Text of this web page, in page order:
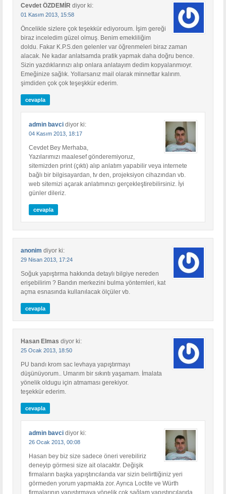
Cevdet ÖZDEMİR diyor ki:
01 Kasım 2013, 15:58
Öncelikle sizlere çok teşekkür ediyoroum. İşim gereği
biraz inceledim güzel olmuş. Benim emekliliğim
doldu. Fakar K.P.S.den gelenler var öğrenmeleri biraz zaman
alacak. Ne kadar anlatsamda pratik yapmak daha doğru bence.
Sizin yazdıklarınızı alıp onlara anlatayım dedim kopyalanmıoyr.
Emeğinize sağlık. Yollarsanız mail olarak minnettar kalırım.
şimdiden çok çok teşeşkkür ederim.
cevapla
admin bavci diyor ki:
04 Kasım 2013, 18:17
Cevdet Bey Merhaba,
Yazılarımızı maalesef gönderemiyoruz,
sitemizden print (çıktı) alıp anlatım yapabilir veya internete
bağlı bir bilgisayardan, tv den, projeksiyon cihazından vb.
web sitemizi açarak anlatımınızı gerçekleştirebilirsiniz. İyi
günler dileriz.
cevapla
anonim diyor ki:
29 Nisan 2013, 17:24
Soğuk yapıştırma hakkında detaylı bilgiye nereden
erişebilirim ? Bandın merkezini bulma yöntemleri, kat
açma esnasında kullanılacak ölçüler vb.
cevapla
Hasan Elmas diyor ki:
25 Ocak 2013, 18:50
PU bandı krom sac levhaya yapıştırmayı
düşünüyorum.. Umarım bir sıkıntı yaşamam. İmalata
yönelik oldugu için atmaması gerekiyor.
teşekkür ederim.
cevapla
admin bavci diyor ki:
26 Ocak 2013, 00:08
Hasan bey biz size sadece öneri verebiliriz
deneyip görmesi size ait olacaktır. Değişik
firmaların başka yapıştırıcılarıda var sizin belirttiğiniz yeri
görmeden yorum yapmakta zor. Ayrıca Loctite ve Würth
firmalarının yapıştırmaya yönelik çok sağlam yapıştırıcılarıda